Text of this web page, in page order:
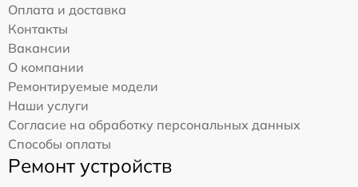
Оплата и доставка
Контакты
Вакансии
О компании
Ремонтируемые модели
Наши услуги
Согласие на обработку персональных данных
Способы оплаты
Ремонт устройств